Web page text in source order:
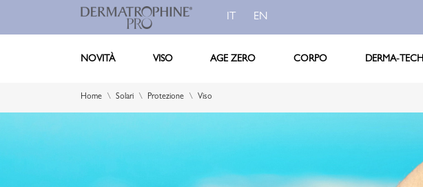
IT EN
NOVITÀ VISO AGE ZERO CORPO DERMA-TECH
Home Solari Protezione Viso